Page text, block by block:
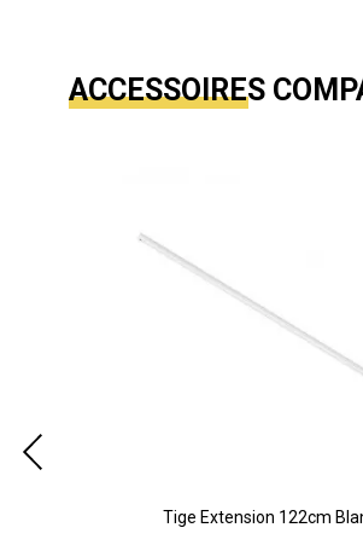
ACCESSOIRES
Tige Extension 122cm